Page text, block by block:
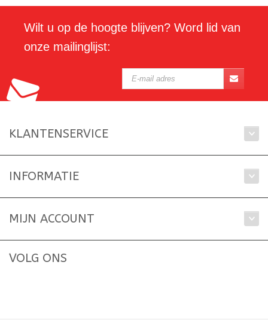
Wilt u op de hoogte blijven? Word lid van
onze mailinglijst:
KLANTENSERVICE
INFORMATIE
MIJN ACCOUNT
VOLG ONS